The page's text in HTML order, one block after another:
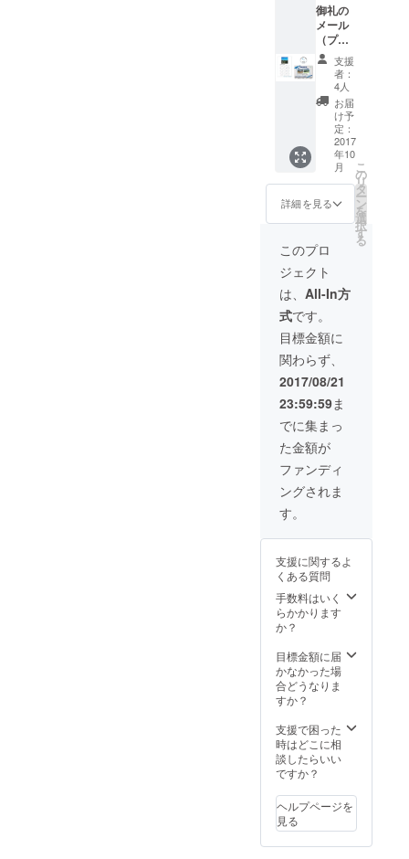
御礼の
メール
（プロ
ジェク
ト実施
報告）
オリジ
ナル缶
バッチ
オリジ
ナル
2018年
カレン
ダー ド
ローン
スクー
ル1日体
験会参
加無料
券（開
催地：
霧島
市）
支援
者：
4人
お届
け予
定：
2017
年10
月
詳細を見る
こ
の
リ
タ
ー
ン
を
選
択
す
る
このプロ
ジェクト
は、 All-In方
式です。
目標金額に
関わらず、
2017/08/21
23:59:59ま
でに集まっ
た金額が
ファンディ
ングされま
す。
支援に関するよ
くある質問
手数料はいく
らかかります
か？
目標金額に届
かなかった場
合どうなりま
すか？
支援で困った
時はどこに相
談したらいい
ですか？
ヘルプページを
見る